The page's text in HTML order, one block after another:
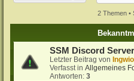
2 Themen •
SSM Discord
Letzter Beitrag vonIngwio
Verfasst inAllgemeines
Antworten:3